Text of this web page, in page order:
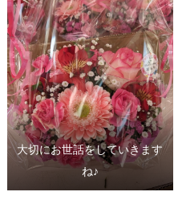
大切にお世話をしていきます
ね♪